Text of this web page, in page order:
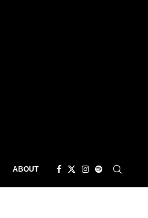
ABOUT